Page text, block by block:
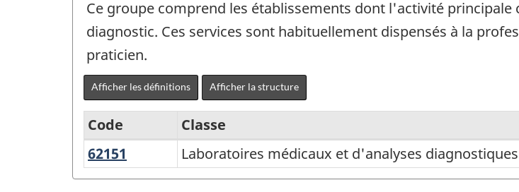
Ce groupe comprend les établissements dont l'activité
diagnostic. Ces services sont habituellement dispensés à la
praticien.
Afficher les définitions Afficher la structure
Système
de
Code
Classe
62151
Laboratoires
médicaux
Laboratoires médicaux et d'analyses diagnostiques